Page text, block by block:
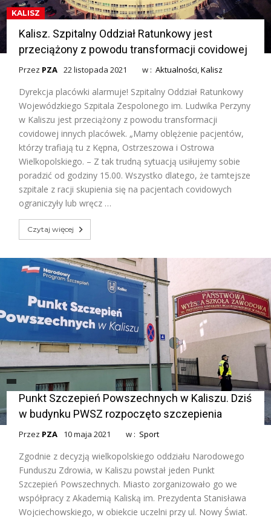
KALISZ
Kalisz. Szpitalny Oddział Ratunkowy jest
przeciążony z powodu transformacji covidowej
Przez PZA 22 listopada 2021 w :Aktualności,Kalisz
Dyrekcja placówki alarmuje! Szpitalny Oddział Ratunkowy
Wojewódzkiego Szpitala Zespolonego im. Ludwika Perzyny
w Kaliszu jest przeciążony z powodu transformacji
covidowej innych placówek. „Mamy oblężenie pacjentów,
którzy trafiają tu z Kępna, Ostrzeszowa i Ostrowa
Wielkopolskiego. – Z tak trudną sytuacją usiłujemy sobie
poradzić od godziny 15.00. Wszystko dlatego, że tamtejsze
szpitale z racji skupienia się na pacjentach covidowych
ograniczyły lub wręcz …
Czytaj więcej
Punkt Szczepień Powszechnych w Kaliszu. Dziś
w budynku PWSZ rozpoczęto szczepienia
Przez PZA 10 maja 2021 w : Sport
Zgodnie z decyzją wielkopolskiego oddziału Narodowego
Funduszu Zdrowia, w Kaliszu powstał jeden Punkt
Szczepień Powszechnych. Miasto zorganizowało go we
współpracy z Akademią Kaliską im. Prezydenta Stanisława
Wojciechowskiego, w obiekcie uczelni przy ul. Nowy Świat.